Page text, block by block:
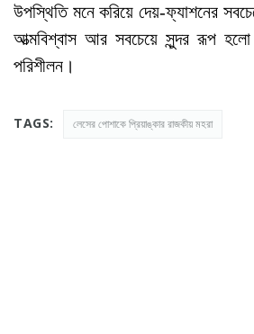
উপস্থিতি মনে করিয়ে দেয়-ফ্যাশনের
আত্মবিশ্বাস আর সবচেয়ে সুন্দর রূপ
পরিশীলন।
TAGS: লেসের পোশাকে প্রিয়াঙ্কার রাজকীয় মহরা